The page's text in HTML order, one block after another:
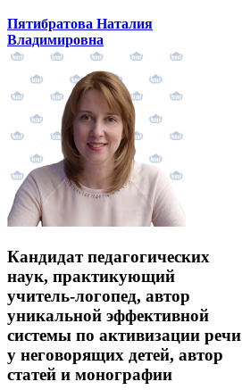
Пятибратова Наталия
Владимировна
Кандидат педагогических
наук, практикующий
учитель-логопед, автор
уникальной эффективной
системы по активизации речи
у неговорящих детей, автор
статей и монографии